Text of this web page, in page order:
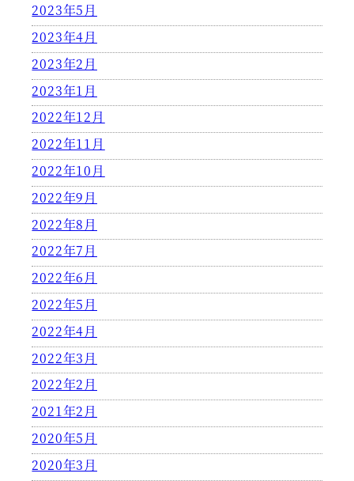
2023年5月
2023年4月
2023年2月
2023年1月
2022年12月
2022年11月
2022年10月
2022年9月
2022年8月
2022年7月
2022年6月
2022年5月
2022年4月
2022年3月
2022年2月
2021年2月
2020年5月
2020年3月